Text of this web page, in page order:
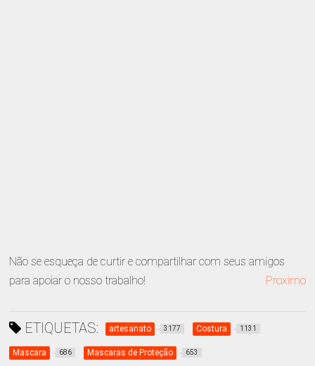
Não se esqueça de curtir e compartilhar com seus amigos
para apoiar o nosso trabalho!
Proximo
ETIQUETAS: artesanato 3177 Costura 1131
Mascara 686 Mascaras de Proteção 653